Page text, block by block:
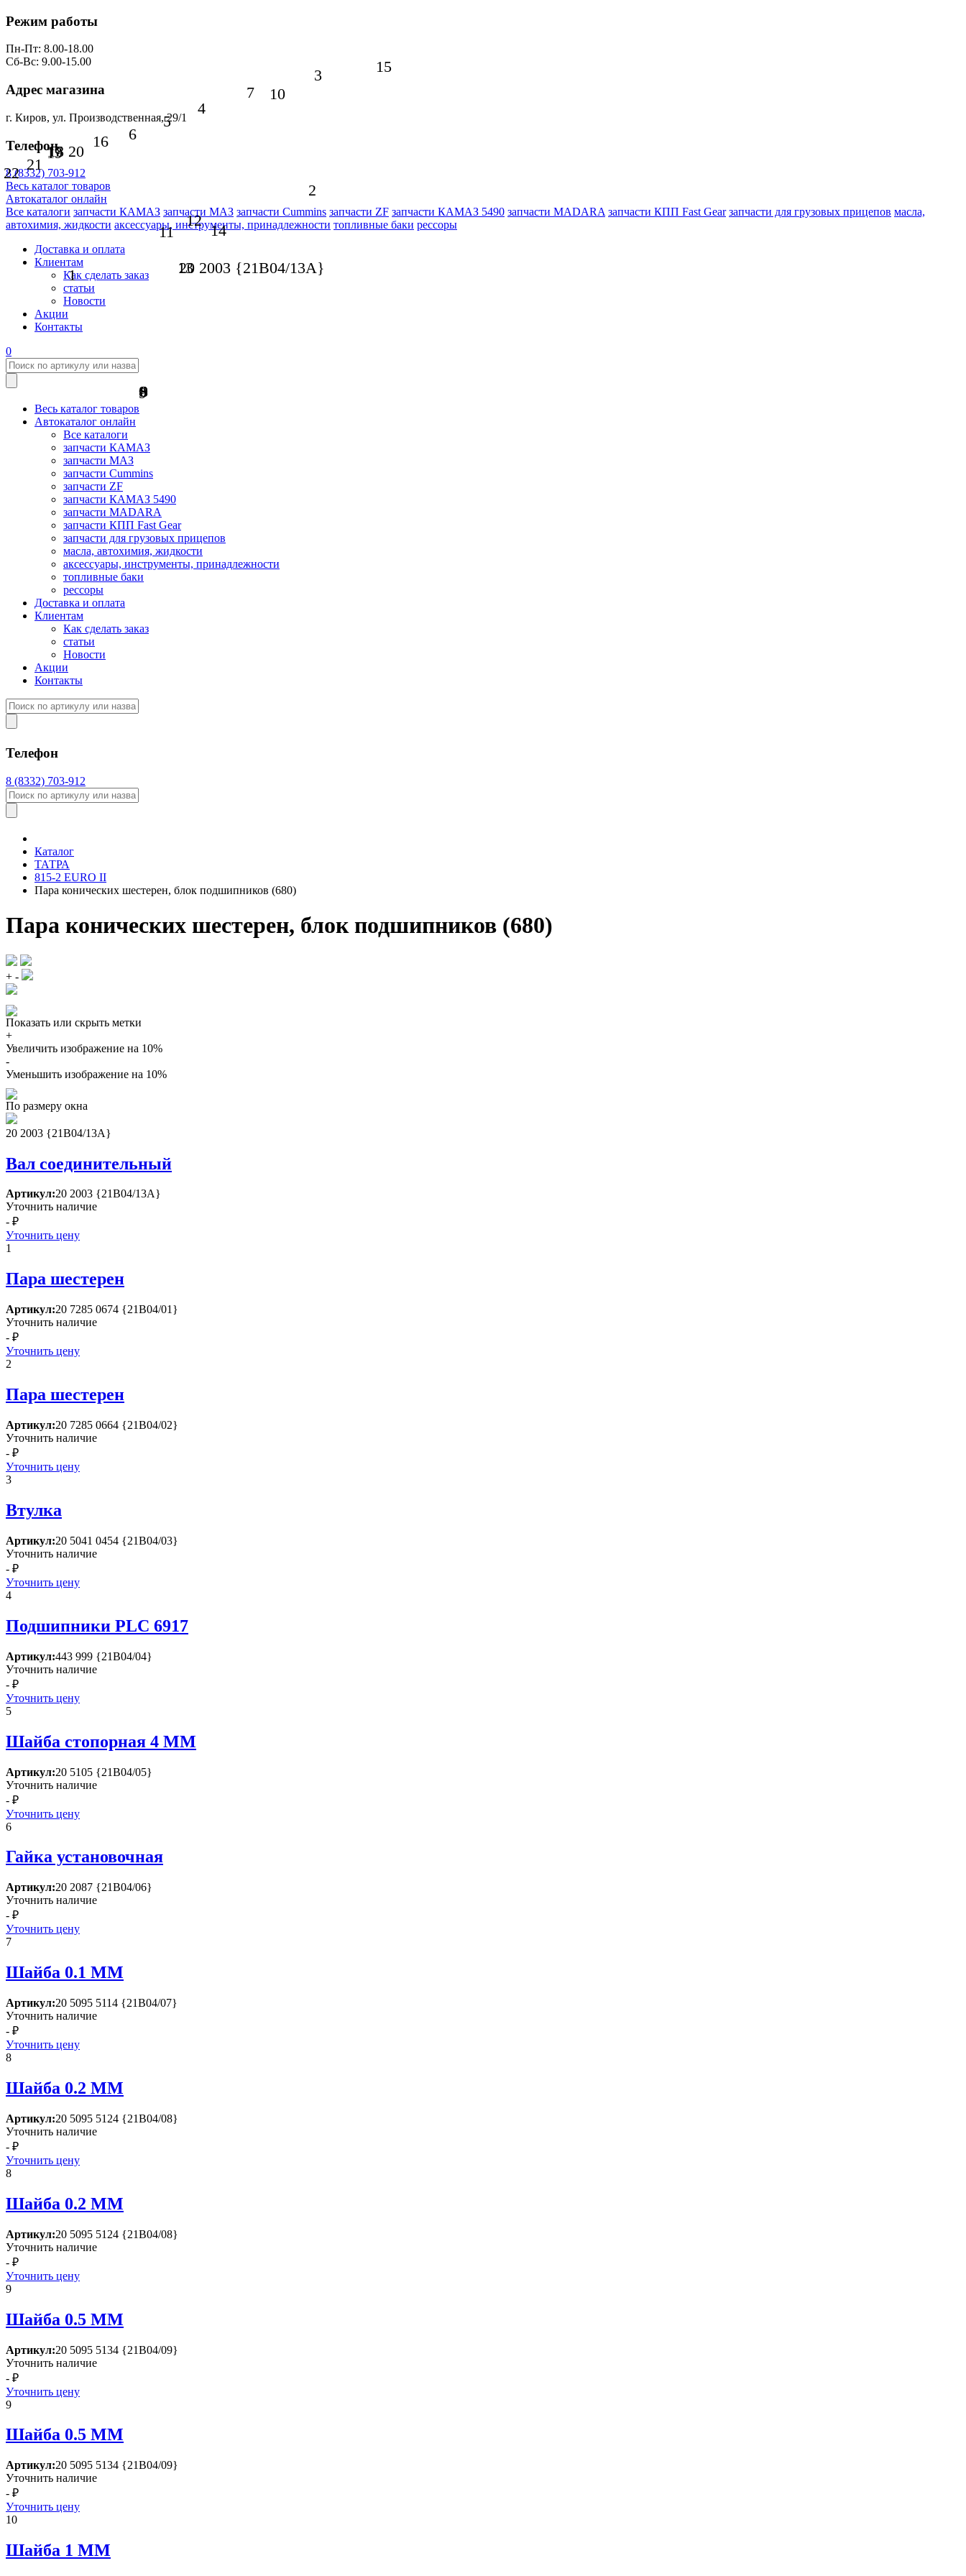
Режим работы
Пн-Пт: 8.00-18.00
Сб-Вс: 9.00-15.00
Адрес магазина
г. Киров, ул. Производственная, 29/1
Телефон
8 (8332) 703-912
Весь каталог товаров
Автокаталог онлайн
Все каталоги запчасти КАМАЗ запчасти МАЗ запчасти Cummins запчасти ZF запчасти КАМАЗ 5490 запчасти MADARA запчасти КПП Fast Gear запчасти для грузовых прицепов масла,
автохимия, жидкости аксессуары, инструменты, принадлежности топливные баки рессоры
Доставка и оплата
Клиентам
Как сделать заказ
статьи
Новости
Акции
Контакты
0
Весь каталог товаров
Автокаталог онлайн
Все каталоги
запчасти КАМАЗ
запчасти МАЗ
запчасти Cummins
запчасти ZF
запчасти КАМАЗ 5490
запчасти MADARA
запчасти КПП Fast Gear
запчасти для грузовых прицепов
масла, автохимия, жидкости
аксессуары, инструменты, принадлежности
топливные баки
рессоры
Доставка и оплата
Клиентам
Как сделать заказ
статьи
Новости
Акции
Контакты
Телефон
8 (8332) 703-912
Каталог
ТАТРА
815-2 EURO II
Пара конических шестерен, блок подшипников (680)
Пара конических шестерен, блок подшипников (680)
+ -
Показать или скрыть метки
+
Увеличить изображение на 10%
-
Уменьшить изображение на 10%
По размеру окна
11
22 21
20
19
18
17
16
15
14
20 2003 {21В04/13А}
13
12
1
10
9
9
8
8
7
6
5
4
3
2
20 2003 {21В04/13А}
Вал соединительный
Артикул:20 2003 {21В04/13А}
Уточнить наличие
- ₽
Уточнить цену
1
Пара шестерен
Артикул:20 7285 0674 {21В04/01}
Уточнить наличие
- ₽
Уточнить цену
2
Пара шестерен
Артикул:20 7285 0664 {21В04/02}
Уточнить наличие
- ₽
Уточнить цену
3
Втулка
Артикул:20 5041 0454 {21В04/03}
Уточнить наличие
- ₽
Уточнить цену
4
Подшипники РLС 6917
Артикул:443 999 {21В04/04}
Уточнить наличие
- ₽
Уточнить цену
5
Шайба стопорная 4 ММ
Артикул:20 5105 {21В04/05}
Уточнить наличие
- ₽
Уточнить цену
6
Гайка установочная
Артикул:20 2087 {21В04/06}
Уточнить наличие
- ₽
Уточнить цену
7
Шайба 0.1 ММ
Артикул:20 5095 5114 {21В04/07}
Уточнить наличие
- ₽
Уточнить цену
8
Шайба 0.2 ММ
Артикул:20 5095 5124 {21В04/08}
Уточнить наличие
- ₽
Уточнить цену
8
Шайба 0.2 ММ
Артикул:20 5095 5124 {21В04/08}
Уточнить наличие
- ₽
Уточнить цену
9
Шайба 0.5 ММ
Артикул:20 5095 5134 {21В04/09}
Уточнить наличие
- ₽
Уточнить цену
9
Шайба 0.5 ММ
Артикул:20 5095 5134 {21В04/09}
Уточнить наличие
- ₽
Уточнить цену
10
Шайба 1 ММ